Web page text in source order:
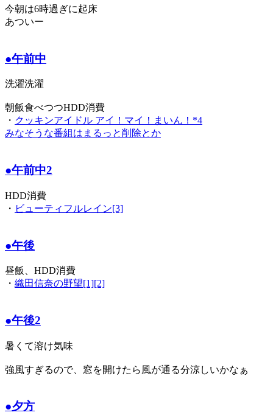
今朝は6時過ぎに起床
あついー
●午前中
洗濯洗濯
朝飯食べつつHDD消費
・ クッキンアイドル アイ！マイ！まいん！*4
みなそうな番組はまるっと削除とか
●午前中2
HDD消費
・ ビューティフルレイン[3]
●午後
昼飯、HDD消費
・ 織田信奈の野望[1][2]
●午後2
暑くて溶け気味
強風すぎるので、窓を開けたら風が通る分涼しいかなぁ
●夕方